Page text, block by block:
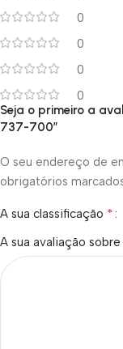
0
0
0
0
Seja o primeiro a
737-700”
O seu endereço de
obrigatórios
A sua classificação *
A sua avaliação